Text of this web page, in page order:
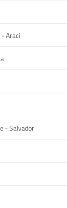
Araci
- Salvador